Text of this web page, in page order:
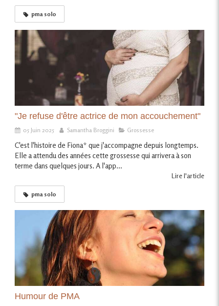
pma solo
"Je refuse d'être actrice de mon accouchement"
05 Juin 2025 Samantha Broggini Grossesse
C'est l'histoire de Fiona* que j'accompagne depuis longtemps.
Elle a attendu des années cette grossesse qui arrivera à son
terme dans quelques jours. A l'app...
Lire l'article
pma solo
Humour de PMA